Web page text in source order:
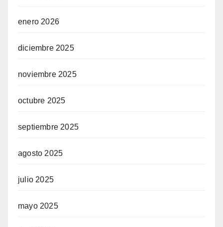
enero 2026
diciembre 2025
noviembre 2025
octubre 2025
septiembre 2025
agosto 2025
julio 2025
mayo 2025